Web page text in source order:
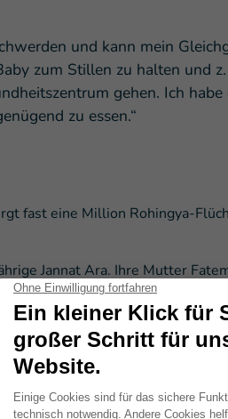
und kann mein
zum Stillen zu halten und
gehen. Ich
zu essen.“
fast eine Million Rohingya-
Jannat Ara. Ihre Mutter
2017 entbunden hat:
Lähmung geboren. Bevor
sitzen noch stehen. Sie
uns angewiesen."